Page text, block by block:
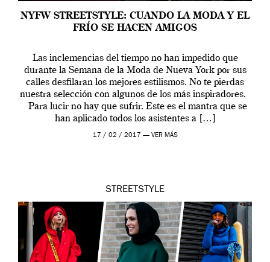
NYFW STREETSTYLE: CUANDO LA MODA Y EL
FRÍO SE HACEN AMIGOS
Las inclemencias del tiempo no han impedido que
durante la Semana de la Moda de Nueva York por sus
calles desfilaran los mejores estilismos. No te pierdas
nuestra selección con algunos de los más inspiradores.
Para lucir no hay que sufrir. Este es el mantra que se
han aplicado todos los asistentes a […]
17 / 02 / 2017 — VER MÁS
STREETSTYLE